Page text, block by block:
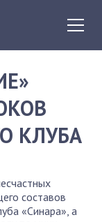
КЛУБА
составов
«Синара», а